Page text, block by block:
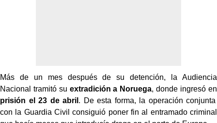
Más de un mes después de su detención, la Audiencia
Nacional tramitó su extradición a Noruega, donde ingresó en
prisión el 23 de abril . De esta forma, la operación conjunta
con la Guardia Civil consiguió poner fin al entramado criminal